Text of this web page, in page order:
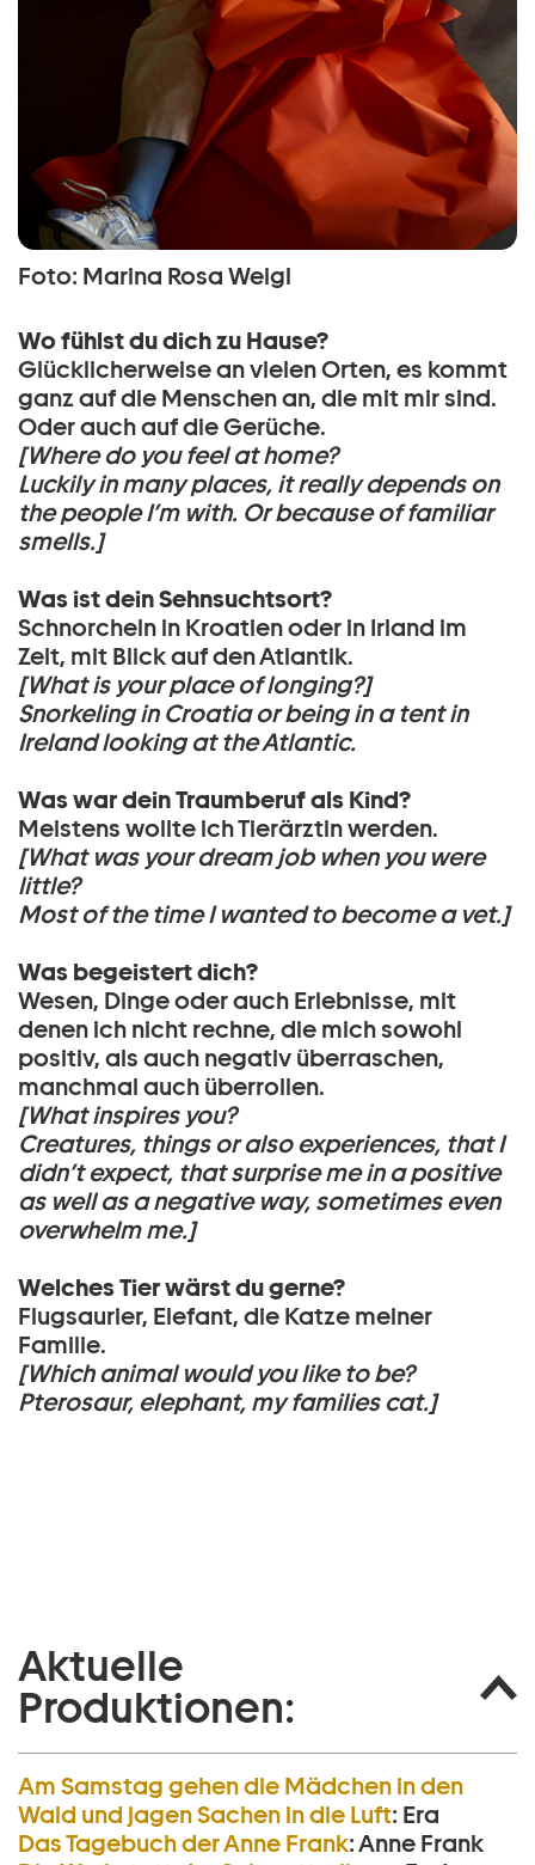
Foto: Marina Rosa Weigl
Wo fühlst du dich zu Hause?
Glücklicherweise an vielen Orten, es kommt
ganz auf die Menschen an, die mit mir sind.
Oder auch auf die Gerüche.
[Where do you feel at home?
Luckily in many places, it really depends on
the people I’m with. Or because of familiar
smells.]
Was ist dein Sehnsuchtsort?
Schnorcheln in Kroatien oder in Irland im
Zelt, mit Blick auf den Atlantik.
[What is your place of longing?]
Snorkeling in Croatia or being in a tent in
Ireland looking at the Atlantic.
Was war dein Traumberuf als Kind?
Meistens wollte ich Tierärztin werden.
[What was your dream job when you were
little?
Most of the time I wanted to become a vet.]
Was begeistert dich?
Wesen, Dinge oder auch Erlebnisse, mit
denen ich nicht rechne, die mich sowohl
positiv, als auch negativ überraschen,
manchmal auch überrollen.
[What inspires you?
Creatures, things or also experiences, that I
didn’t expect, that surprise me in a positive
as well as a negative way, sometimes even
overwhelm me.]
Welches Tier wärst du gerne?
Flugsaurier, Elefant, die Katze meiner
Familie.
[Which animal would you like to be?
Pterosaur, elephant, my families cat.]
Aktuelle
Produktionen:
Am Samstag gehen die Mädchen in den
Wald und jagen Sachen in die Luft: Era
Das Tagebuch der Anne Frank:Anne Frank